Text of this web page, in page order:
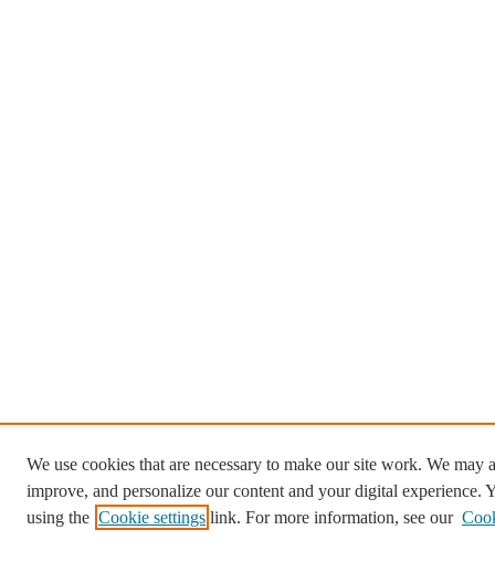
We use cookies that are necessary to make our site work. We may
improve, and personalize our content and your digital experience.
using the Cookie settings link. For more information, see our